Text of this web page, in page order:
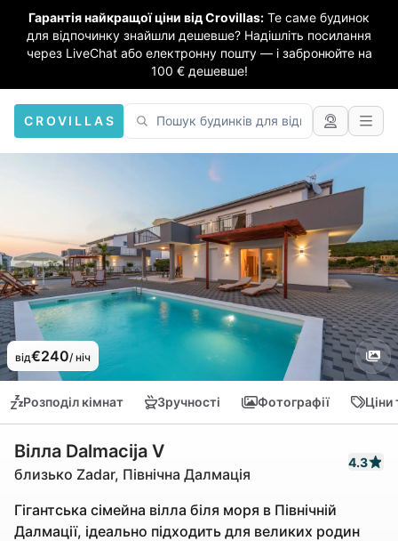
Гарантія найкращої ціни від Crovillas: Те саме будинок
для відпочинку знайшли дешевше? Надішліть посилання
через LiveChat або електронну пошту — і забронюйте на
100 € дешевше!
CROVILLAS
від€240/ ніч
Розподіл кімнат Зручності Фотографії Ціни
Вілла Dalmacija V
близько Zadar, Північна Далмація
4.3
Гігантська сімейна вілла біля моря в Північній
Далмації, ідеально підходить для великих родин